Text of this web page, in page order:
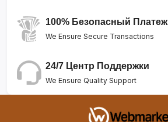
100% Безопасный Платеж
We Ensure Secure Transactions
24/7 Центр Поддержки
We Ensure Quality Support